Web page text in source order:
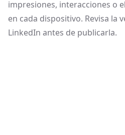
impresiones, interacciones o
en cada dispositivo. Revisa la
LinkedIn antes de publicarla.